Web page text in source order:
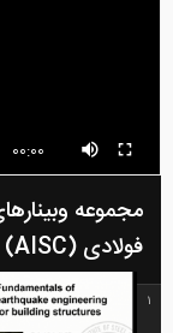
00:00
مجموعه
فولادی (AISC)
1